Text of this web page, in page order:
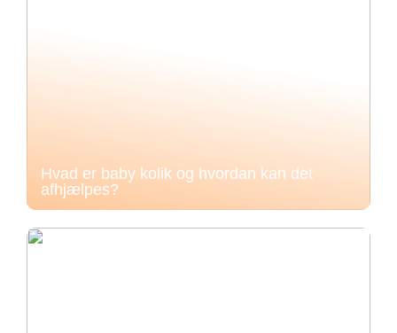
Hvad er baby kolik og hvordan kan det
afhjælpes?